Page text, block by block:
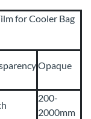
for Cooler Bag
Opaque
200-
2000mm